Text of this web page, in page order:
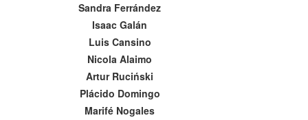
Sandra Ferrández
Isaac Galán
Luis Cansino
Nicola Alaimo
Artur Ruciński
Plácido Domingo
Marifé Nogales